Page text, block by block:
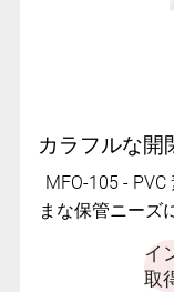
MFO-105 -
まな保管ニーズ
イ
取